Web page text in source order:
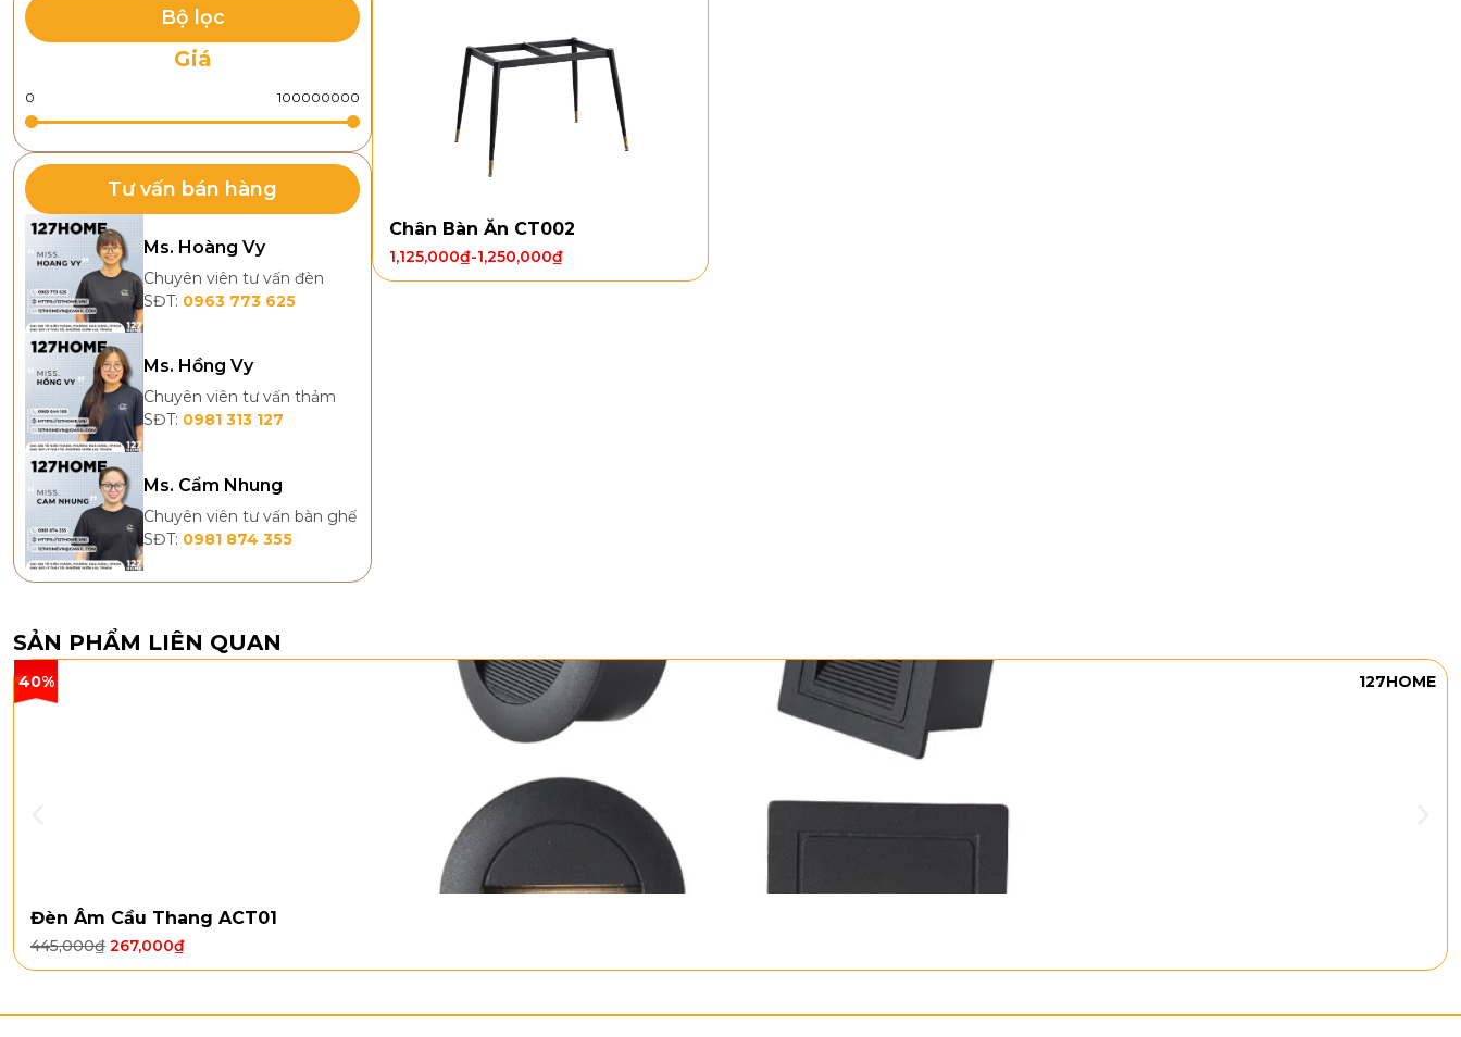
Bộ lọc
Giá
Tư vấn bán hàng
Ms. Hoàng Vy
Chuyên viên tư vấn đèn
SĐT: 0963 773 625
Ms. Hồng Vy
Chuyên viên tư vấn thảm
SĐT: 0981 313 127
Ms. Cẩm Nhung
Chuyên viên tư vấn bàn ghế
SĐT: 0981 874 355
Chân Bàn Ăn CT002
1,125,000₫-1,250,000₫
SẢN PHẨM LIÊN QUAN
40% 127HOME
Đèn Âm Cầu Thang ACT01
445,000₫ 267,000₫